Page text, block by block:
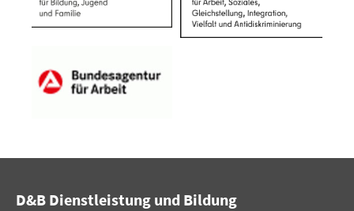
D&B Dienstleistung und Bildung